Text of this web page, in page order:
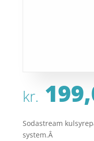
kr.
Sodastream
system.Â